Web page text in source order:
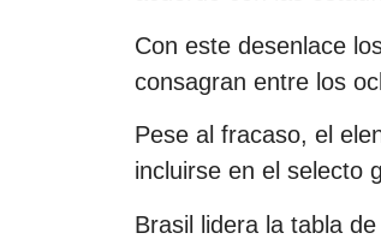
Con este desenlace
consagran entre los
Pese al fracaso, el
incluirse en el selecto
Brasil lidera la tabla